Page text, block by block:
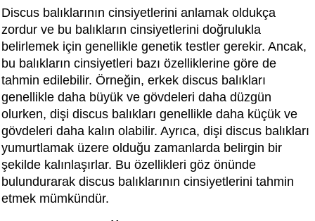
Discus balıklarının cinsiyetlerini anlamak oldukça
zordur ve bu balıkların cinsiyetlerini doğrulukla
belirlemek için genellikle genetik testler gerekir. Ancak,
bu balıkların cinsiyetleri bazı özelliklerine göre de
tahmin edilebilir. Örneğin, erkek discus balıkları
genellikle daha büyük ve gövdeleri daha düzgün
olurken, dişi discus balıkları genellikle daha küçük ve
gövdeleri daha kalın olabilir. Ayrıca, dişi discus balıkları
yumurtlamak üzere olduğu zamanlarda belirgin bir
şekilde kalınlaşırlar. Bu özellikleri göz önünde
bulundurarak discus balıklarının cinsiyetlerini tahmin
etmek mümkündür.